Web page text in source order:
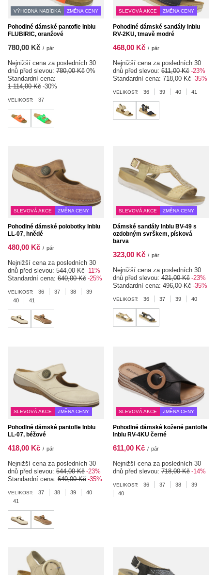
VÝHODNÁ NABÍDKA ZMĚNA CENY
Pohodlné dámské pantofle Inblu
FLUBIRIC, oranžové
780,00 Kč / pár
Nejnižší cena za posledních 30
dnů před slevou: 780,00 Kč 0%
Standardní cena:
1 114,00 Kč -30%
VELIKOST: 37
SLEVOVÁ AKCE ZMĚNA CENY
Pohodlné dámské sandály Inblu
RV-2KU, tmavě modré
468,00 Kč / pár
Nejnižší cena za posledních 30
dnů před slevou: 611,00 Kč -23%
Standardní cena: 718,00 Kč -35%
VELIKOST: 36 39 40 41
SLEVOVÁ AKCE ZMĚNA CENY
Pohodlné dámské polobotky Inblu
LL-07, hnědé
480,00 Kč / pár
Nejnižší cena za posledních 30
dnů před slevou: 544,00 Kč -11%
Standardní cena: 640,00 Kč -25%
VELIKOST: 36 37 38
39
40
41
SLEVOVÁ AKCE ZMĚNA CENY
Dámské sandály Inblu BV-49 s
ozdobným svrškem, písková
barva
323,00 Kč / pár
Nejnižší cena za posledních 30
dnů před slevou: 421,00 Kč -23%
Standardní cena: 496,00 Kč -35%
VELIKOST: 36 37 39 40
SLEVOVÁ AKCE ZMĚNA CENY
Pohodlné dámské pantofle Inblu
LL-07, béžové
418,00 Kč / pár
Nejnižší cena za posledních 30
dnů před slevou: 544,00 Kč -23%
Standardní cena: 640,00 Kč -35%
VELIKOST: 37 38 39
40
41
SLEVOVÁ AKCE ZMĚNA CENY
Pohodlné dámské kožené pantofle
Inblu RV-4KU černé
611,00 Kč / pár
Nejnižší cena za posledních 30
dnů před slevou: 718,00 Kč -14%
VELIKOST: 36 37 38
39
40